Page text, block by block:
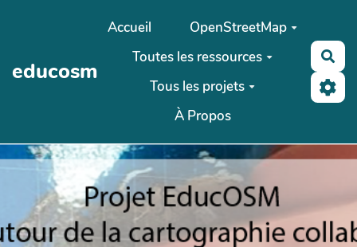
Aller au contenu principal
educosm
Accueil
OpenStreetMap
Toutes les ressources
Tous les projets
À Propos